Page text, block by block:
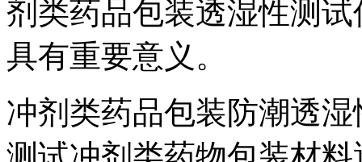
剂类药品包装透湿性测
具有重要意义。
冲剂类药品包装防潮透